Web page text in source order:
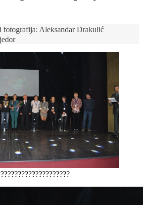
fotografija: Aleksandar Drakulić